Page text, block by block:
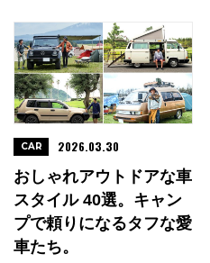
おしゃれアウトドアな車
スタイル 40選。キャン
プで頼りになるタフな愛
車たち。
CAR 2026.03.30